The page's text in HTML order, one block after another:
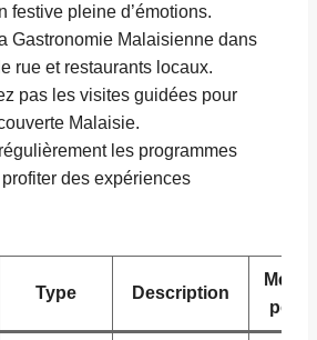
festive pleine d’émotions.
Gastronomie Malaisienne dans
rue et restaurants locaux.
pas les visites guidées pour
Malaisie.
les programmes
des expériences
Type Description